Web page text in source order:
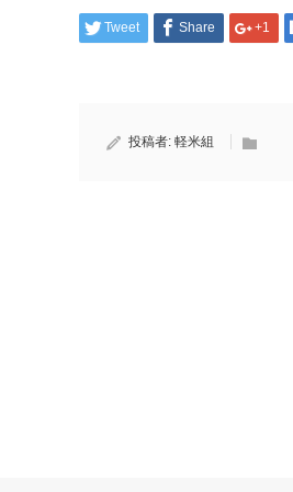
Tweet Share +1
投稿者: 軽米組